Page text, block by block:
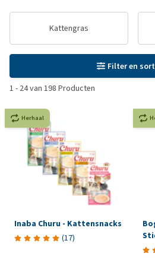
Kattengras
Filter en
1 - 24van 198 Producten
Herhaal
Inaba Churu - Kattensnacks
(17)